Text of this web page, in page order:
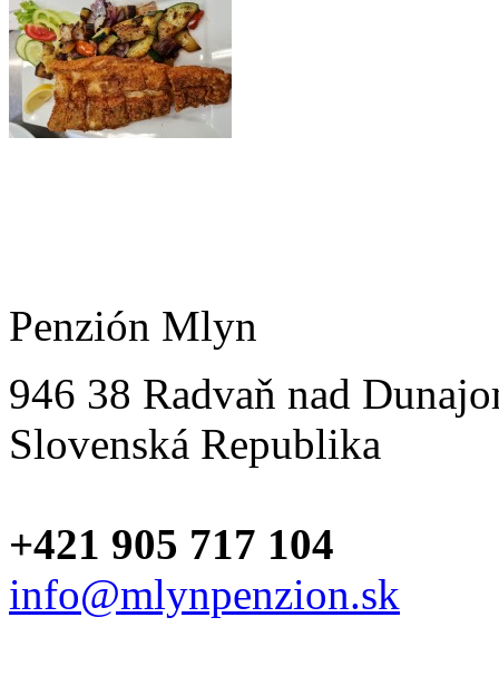
Penzión Mlyn
946 38 Radvaň nad
Slovenská Republika
+421 905 717 104
info@mlynpenzion.sk